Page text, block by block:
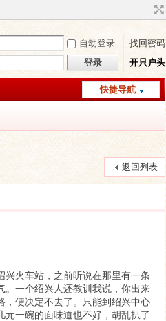
自动登录
找回密码
登录 开只户头
快捷导航
返回列表
火车站，之前听说在那里有一条
。一个绍兴人还教训我说，你出来
，便决定不去了。只能到绍兴中心
一碗的面味道也不好，胡乱扒了